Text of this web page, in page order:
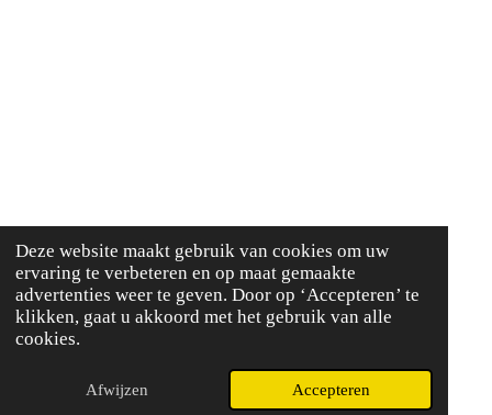
Deze website maakt gebruik van cookies om uw
ervaring te verbeteren en op maat gemaakte
advertenties weer te geven. Door op ‘Accepteren’ te
klikken, gaat u akkoord met het gebruik van alle
cookies.
Afwijzen Accepteren